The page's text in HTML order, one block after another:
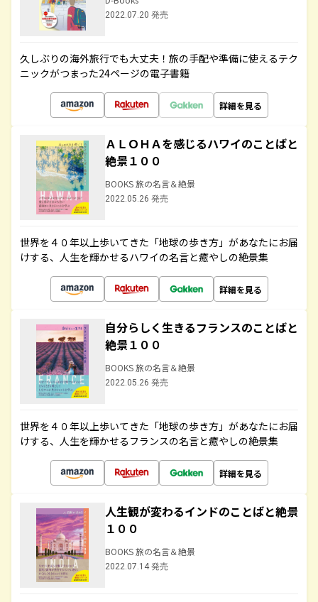
2022.07.20 発売
久しぶりの海外旅行でも大丈夫！旅の手配や準備に使えるテク
ニックがつまった24ページの電子書籍
詳細を見る
ＡＬＯＨＡを感じるハワイのことばと
絶景１００
BOOKS 旅の名言＆絶景
2022.05.26 発売
世界を４０年以上歩いてきた「地球の歩き方」があなたにお届
けする、人生を輝かせるハワイの名言と癒やしの絶景集
詳細を見る
自分らしく生きるフランスのことばと
絶景１００
BOOKS 旅の名言＆絶景
2022.05.26 発売
世界を４０年以上歩いてきた「地球の歩き方」があなたにお届
けする、人生を輝かせるフランスの名言と癒やしの絶景集
詳細を見る
人生観が変わるインドのことばと絶景
１００
BOOKS 旅の名言＆絶景
2022.07.14 発売